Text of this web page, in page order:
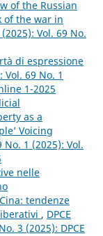
of the Russian
of the war in
Vol. 69 No.
di espressione
Vol. 69 No. 1
1-2025
as a
Voicing
No. 1 (2025): Vol.
nelle
tendenze
, DPCE
3 (2025): DPCE